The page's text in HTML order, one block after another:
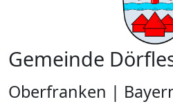
Gemeinde
Oberfranken |